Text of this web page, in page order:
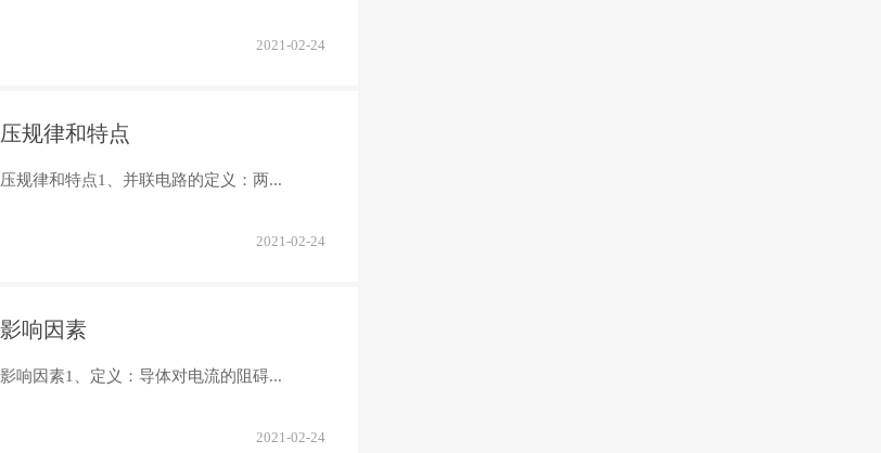
2021-02-24
规律和特点
规律和特点1、并联电路的定义：两...
2021-02-24
响因素
响因素1、定义：导体对电流的阻碍...
2021-02-24